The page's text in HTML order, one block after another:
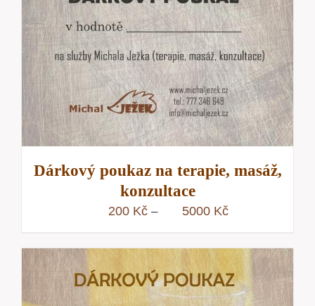
Dárkový poukaz na terapie, masáž,
konzultace
200 Kč – 5000 KčRozpětí
200 Kč
až
5000 Kč